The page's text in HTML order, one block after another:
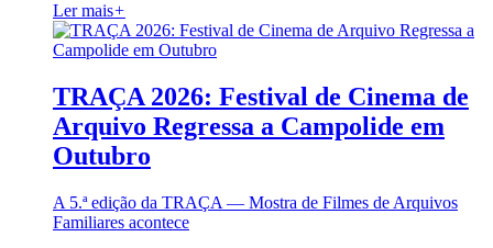
Ler mais+
TRAÇA 2026: Festival de Cinema de
Arquivo Regressa a Campolide em
Outubro
A 5.ª edição da TRAÇA — Mostra de Filmes de Arquivos
Familiares acontece